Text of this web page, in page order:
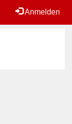
Anmelden